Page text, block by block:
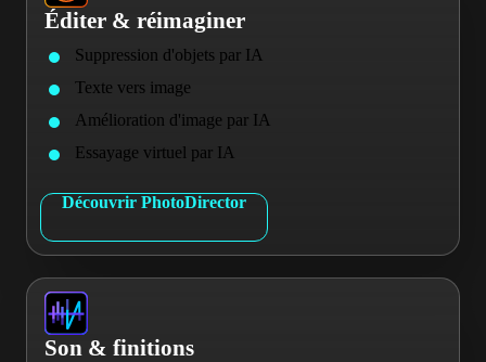
Éditer & réimaginer
Suppression d'objets par IA
Texte vers image
Amélioration d'image par IA
Essayage virtuel par IA
Découvrir PhotoDirector
Son & finitions